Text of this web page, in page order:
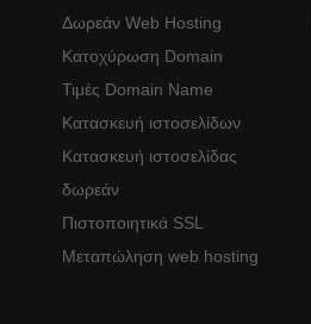
Δωρεάν Web Hosting
Κατοχύρωση Domain
Τιμές Domain Name
Κατασκευή ιστοσελίδων
Κατασκευή ιστοσελίδας
δωρεάν
Πιστοποιητικά SSL
Μεταπώληση web hosting